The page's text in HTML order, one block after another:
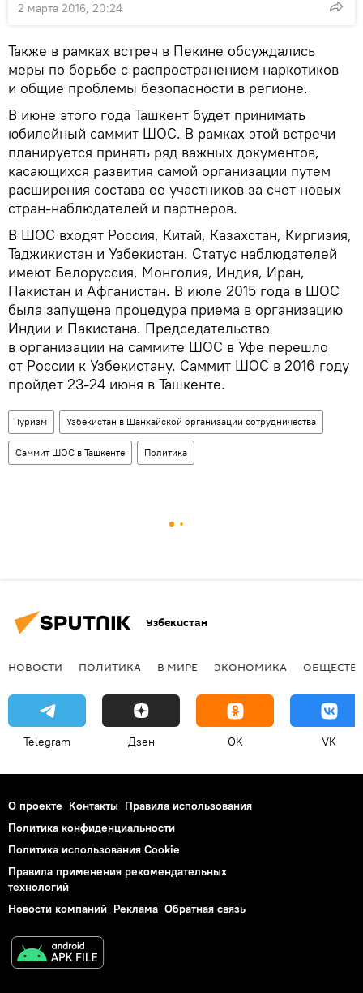
2 марта 2016, 20:24
Также в рамках встреч в Пекине обсуждались
меры по борьбе с распространением наркотиков
и общие проблемы безопасности в регионе.
В июне этого года Ташкент будет принимать
юбилейный саммит ШОС. В рамках этой встречи
планируется принять ряд важных документов,
касающихся развития самой организации путем
расширения состава ее участников за счет новых
стран-наблюдателей и партнеров.
В ШОС входят Россия, Китай, Казахстан, Киргизия,
Таджикистан и Узбекистан. Статус наблюдателей
имеют Белоруссия, Монголия, Индия, Иран,
Пакистан и Афганистан. В июле 2015 года в ШОС
была запущена процедура приема в организацию
Индии и Пакистана. Председательство
в организации на саммите ШОС в Уфе перешло
от России к Узбекистану. Саммит ШОС в 2016 году
пройдет 23-24 июня в Ташкенте.
Туризм Узбекистан в Шанхайской организации сотрудничества
Саммит ШОС в Ташкенте Политика
Узбекистан
НОВОСТИ ПОЛИТИКА В МИРЕ ЭКОНОМИКА
Telegram Дзен OK VK
О проекте Контакты Правила использования
Политика конфиденциальности
Политика использования Cookie
Правила применения рекомендательных
технологий
Новости компаний Реклама Обратная связь